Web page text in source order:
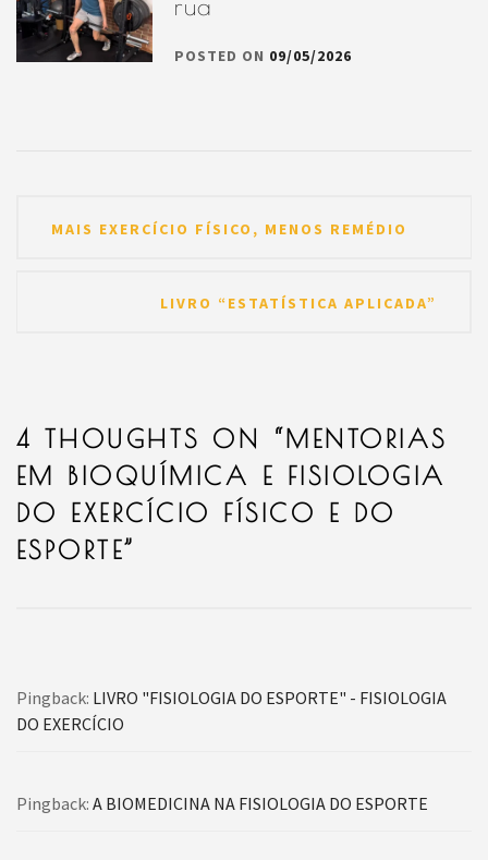
rua
POSTED ON 09/05/2026
MAIS EXERCÍCIO FÍSICO, MENOS REMÉDIO
LIVRO “ESTATÍSTICA APLICADA”
4 THOUGHTS ON “MENTORIAS
EM BIOQUÍMICA E FISIOLOGIA
DO EXERCÍCIO FÍSICO E DO
ESPORTE”
Pingback: LIVRO "FISIOLOGIA DO ESPORTE" - FISIOLOGIA
DO EXERCÍCIO
Pingback: A BIOMEDICINA NA FISIOLOGIA DO ESPORTE